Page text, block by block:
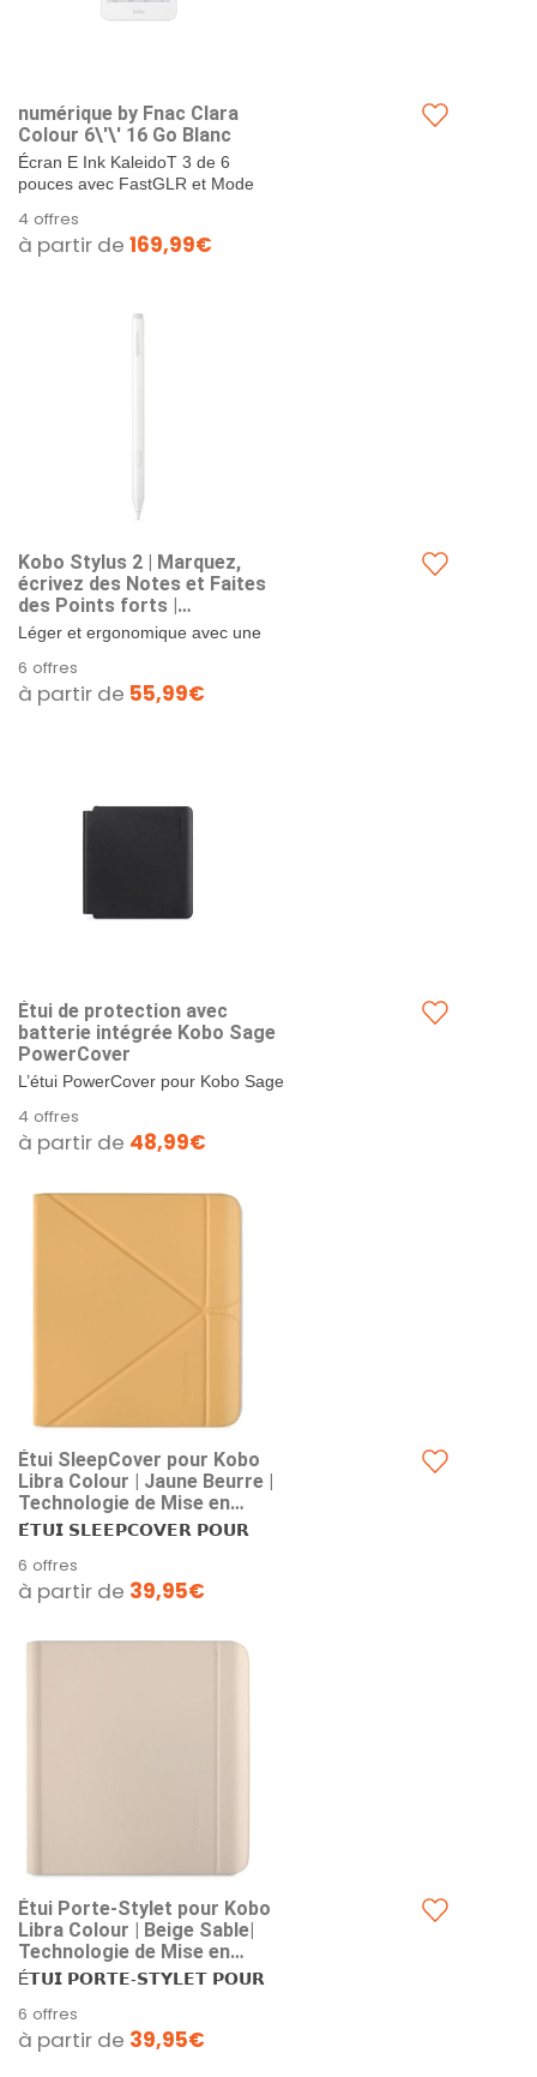
numérique by Fnac Clara
Colour 6\'\' 16 Go Blanc
Écran E Ink KaleidoT 3 de 6
pouces avec FastGLR et Mode
étanche*norme IPX8....
4 offres
à partir de 169,99€
Kobo Stylus 2 | Marquez,
écrivez des Notes et Faites
des Points forts |
Rechargeable Via USB-C |
Compatible avec Les liseuses
Couleur Balance 7" et Kobo
Sage eReader (Blanc)
Léger et ergonomique avec une
Stylus 2 offre un meilleur design
pour...
6 offres
à partir de 55,99€
Étui de protection avec
batterie intégrée Kobo Sage
PowerCover
L’étui PowerCover pour Kobo Sage
liseuse et permet de la recharger...
4 offres
à partir de 48,99€
Étui SleepCover pour Kobo
Libra Colour | Jaune Beurre |
Technologie de Mise en
Veille/réveil | Support intégré
Compatible avec la liseuse
Kobo Libra Colour 7"
𝗘́𝗧𝗨𝗜 𝗦𝗟𝗘𝗘𝗣𝗖𝗢𝗩𝗘𝗥 𝗣𝗢𝗨𝗥
6 offres
à partir de 39,95€
Étui Porte-Stylet pour Kobo
Libra Colour | Beige Sable|
Technologie de Mise en
Veille/réveil | Support intégré
Compatible avec la liseuse
Kobo Libra Colour 7”
É𝗧𝗨𝗜 𝗣𝗢𝗥𝗧𝗘-𝗦𝗧𝗬𝗟𝗘𝗧 𝗣𝗢𝗨𝗥
6 offres
à partir de 39,95€